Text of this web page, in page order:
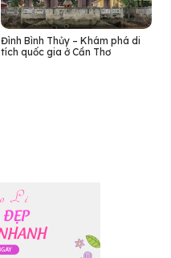
Đình Bình Thủy – Khám phá di
tích quốc gia ở Cần Thơ